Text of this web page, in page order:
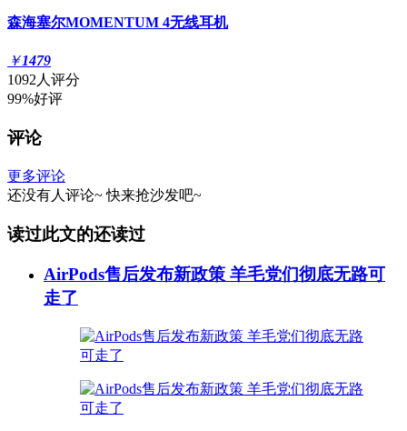
森海塞尔MOMENTUM 4无线耳机
￥1479
1092人评分
99%好评
评论
更多评论
还没有人评论~ 快来抢沙发吧~
读过此文的还读过
AirPods售后发布新政策 羊毛党们彻底无路可
走了